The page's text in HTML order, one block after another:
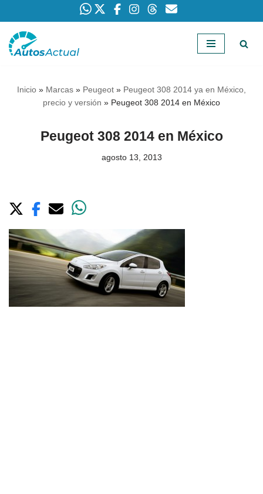
Saltar
Inicio » Marcas » Peugeot » Peugeot 308 2014 ya en México,
precio y versión » Peugeot 308 2014 en México
Peugeot 308 2014 en México
agosto 13, 2013